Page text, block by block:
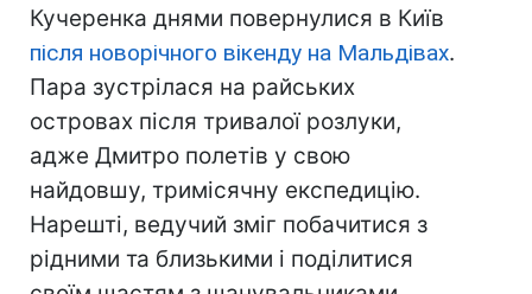
Кучеренка днями повернулися в Київ
після новорічного вікенду на Мальдівах.
Пара зустрілася на райських
островах після тривалої розлуки,
адже Дмитро полетів у свою
найдовшу, тримісячну експедицію.
Нарешті, ведучий зміг побачитися з
рідними та близькими і поділитися